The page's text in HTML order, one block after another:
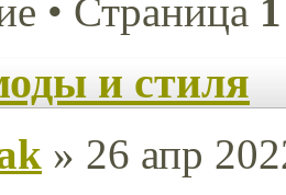
• Страница 1
и стиля
» 26 апр